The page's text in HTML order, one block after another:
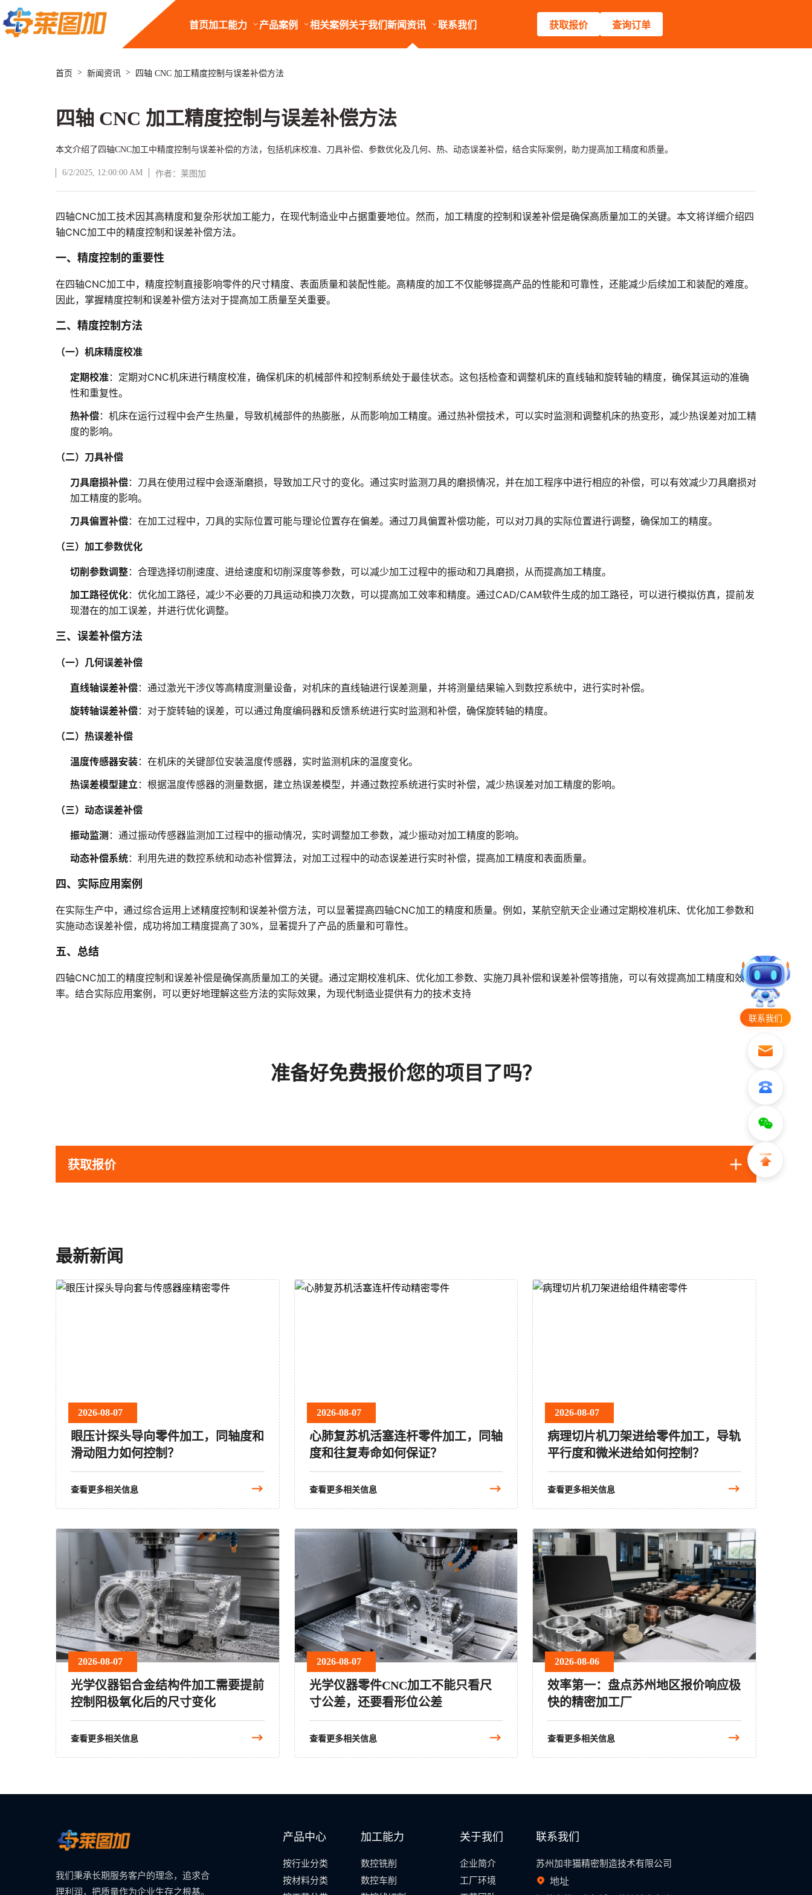
首页加工能力 产品案例 相关案例 关于我们新闻资讯 联系我们 获取报价 查询订单
首页 > 新闻资讯 > 四轴 CNC 加工精度控制与误差补偿方法
四轴 CNC 加工精度控制与误差补偿方法
本文介绍了四轴CNC加工中精度控制与误差补偿的方法，包括机床校准、刀具补偿、参数优化及几何、热、动态误差补偿，结合实际案例，助力提高加工精度和质量。
6/2/2025, 12:00:00 AM 作者：莱图加
文章正文
四轴CNC加工技术因其高精度和复杂形状加工能力，在现代制造业中占据重要地位。然而，加工精度的控制和误差补偿是确保高质量加工的关键。本文将详细介绍四
轴CNC加工中的精度控制和误差补偿方法。
一、精度控制的重要性
在四轴CNC加工中，精度控制直接影响零件的尺寸精度、表面质量和装配性能。高精度的加工不仅能够提高产品的性能和可靠性，还能减少后续加工和装配的难度。
因此，掌握精度控制和误差补偿方法对于提高加工质量至关重要。
二、精度控制方法
（一）机床精度校准
定期校准：定期对CNC机床进行精度校准，确保机床的机械部件和控制系统处于最佳状态。这包括检查和调整机床的直线轴和旋转轴的精度，确保其运动的准确
性和重复性。
热补偿：机床在运行过程中会产生热量，导致机械部件的热膨胀，从而影响加工精度。通过热补偿技术，可以实时监测和调整机床的热变形，减少热误差对加工精
度的影响。
（二）刀具补偿
刀具磨损补偿：刀具在使用过程中会逐渐磨损，导致加工尺寸的变化。通过实时监测刀具的磨损情况，并在加工程序中进行相应的补偿，可以有效减少刀具磨损对
加工精度的影响。
刀具偏置补偿：在加工过程中，刀具的实际位置可能与理论位置存在偏差。通过刀具偏置补偿功能，可以对刀具的实际位置进行调整，确保加工的精度。
（三）加工参数优化
切削参数调整：合理选择切削速度、进给速度和切削深度等参数，可以减少加工过程中的振动和刀具磨损，从而提高加工精度。
加工路径优化：优化加工路径，减少不必要的刀具运动和换刀次数，可以提高加工效率和精度。通过CAD/CAM软件生成的加工路径，可以进行模拟仿真，提前发
现潜在的加工误差，并进行优化调整。
三、误差补偿方法
（一）几何误差补偿
直线轴误差补偿：通过激光干涉仪等高精度测量设备，对机床的直线轴进行误差测量，并将测量结果输入到数控系统中，进行实时补偿。
旋转轴误差补偿：对于旋转轴的误差，可以通过角度编码器和反馈系统进行实时监测和补偿，确保旋转轴的精度。
（二）热误差补偿
温度传感器安装：在机床的关键部位安装温度传感器，实时监测机床的温度变化。
热误差模型建立：根据温度传感器的测量数据，建立热误差模型，并通过数控系统进行实时补偿，减少热误差对加工精度的影响。
（三）动态误差补偿
振动监测 ：通过振动传感器监测加工过程中的振动情况，实时调整加工参数，减少振动对加工精度的影响。
动态补偿系统：利用先进的数控系统和动态补偿算法，对加工过程中的动态误差进行实时补偿，提高加工精度和表面质量。
四、实际应用案例
在实际生产中，通过综合运用上述精度控制和误差补偿方法，可以显著提高四轴CNC加工的精度和质量。例如，某航空航天企业通过定期校准机床、优化加工参数和
实施动态误差补偿，成功将加工精度提高了30%，显著提升了产品的质量和可靠性。
五、总结
四轴CNC加工的精度控制和误差补偿是确保高质量加工的关键。通过定期校准机床、优化加工参数、实施刀具补偿和误差补偿等措施，可以有效提高加工精度和效
率。结合实际应用案例，可以更好地理解这些方法的实际效果，为现代制造业提供有力的技术支持
准备好免费报价您的项目了吗？
获取报价
最新新闻
2026-08-07
眼压计探头导向零件加工，同轴度和
滑动阻力如何控制？
查看更多相关信息
2026-08-07
心肺复苏机活塞连杆零件加工，同轴
度和往复寿命如何保证？
查看更多相关信息
2026-08-07
病理切片机刀架进给零件加工，导轨
平行度和微米进给如何控制？
查看更多相关信息
2026-08-07
光学仪器铝合金结构件加工需要提前
控制阳极氧化后的尺寸变化
查看更多相关信息
2026-08-07
光学仪器零件CNC加工不能只看尺
寸公差，还要看形位公差
查看更多相关信息
2026-08-06
效率第一：盘点苏州地区报价响应极
快的精密加工厂
查看更多相关信息
我们秉承长期服务客户的理念，追求合
理利润，把质量作为企业生存之根基。
产品中心
按行业分类
按材料分类
加工能力
数控铣削
数控车削
关于我们
企业简介
工厂环境
联系我们
苏州加非猫精密制造技术有限公司
地址
联系我们